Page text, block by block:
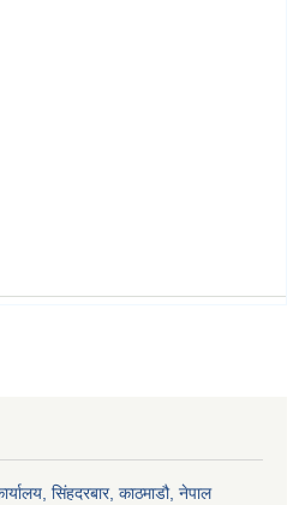
सिंहदरबार, काठमाडौ, नेपाल